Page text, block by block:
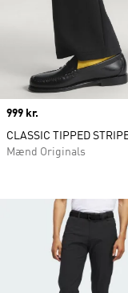
Price
999 kr.
CLASSIC TIPPED
Mænd Originals